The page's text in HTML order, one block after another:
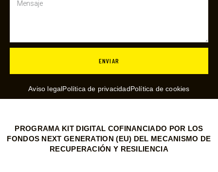
ENVIAR
Aviso legalPolítica de privacidadPolítica de cookies
PROGRAMA KIT DIGITAL COFINANCIADO POR LOS
FONDOS NEXT GENERATION (EU) DEL MECANISMO DE
RECUPERACIÓN Y RESILIENCIA